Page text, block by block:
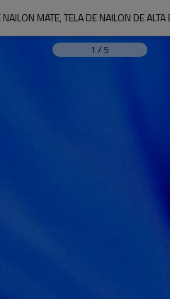
MATE, TELA DE NAILON DE
1 / 5